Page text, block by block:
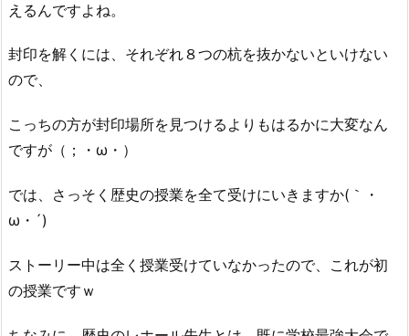
えるんですよね。
封印を解くには、それぞれ８つの杭を抜かないといけない
ので、
こっちの方が封印場所を見つけるよりもはるかに大変なん
ですが（；・ω・）
では、さっそく歴史の授業を全て受けにいきますか(｀・
ω・´)
ストーリー中は全く授業受けていなかったので、これが初
の授業ですｗ